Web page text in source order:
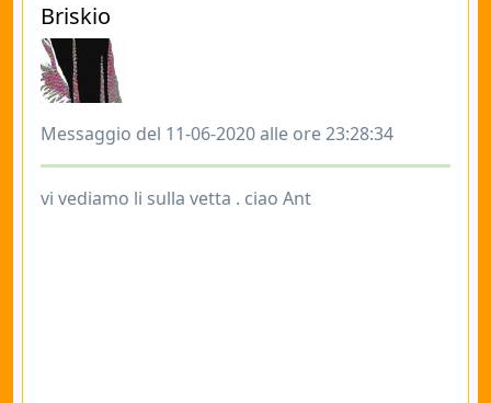
Briskio
Messaggio del 11-06-2020 alle ore 23:28:34
vi vediamo li sulla vetta . ciao Ant